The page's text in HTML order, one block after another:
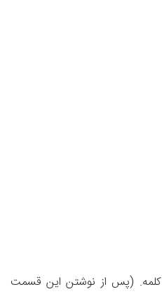
تقریباً ۲۰۰۰ کلمه. (پس از نوشتن این قسمت